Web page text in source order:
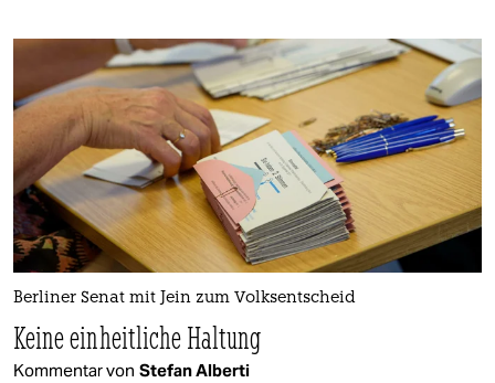
Berliner Senat mit Jein zum Volksentscheid
Keine einheitliche Haltung
Kommentar von Stefan Alberti